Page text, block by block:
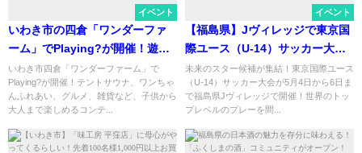
イベント
いわき市の四倉「ワンダーファ
ーム」でPlaying?が開催！遊び
尽くす1日をお届け！
いわき市四倉「ワンダーファーム」で
Playing?が開催！テントサウナ、ワンちゃ
んふれあい、グルメ、雑貨など、子供から
大人まで楽しめるコンテ...
イベント
【福島県】Jヴィレッジで東京国
際ユース（U-14）サッカー大会
が開催！～海外強豪チームとの
熱戦が繰り広げられる～
未来のスター候補が集結！東京国際ユース
（U-14）サッカー大会が5月4日から6日ま
で福島県Jヴィレッジで開催！世界のトッ
プレベルのプレーを間...